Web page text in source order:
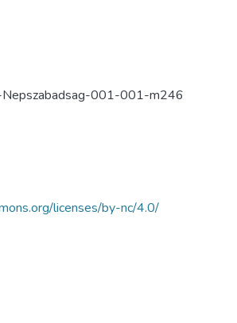
001-001-m246
licenses/by-nc/4.0/